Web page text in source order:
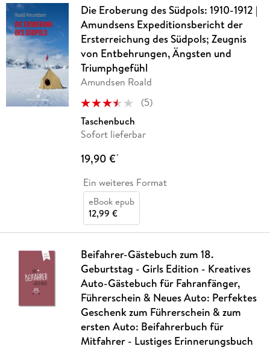
Die Eroberung des Südpols: 1910-1912 |
Amundsens Expeditionsbericht der
Ersterreichung des Südpols; Zeugnis
von Entbehrungen, Ängsten und
Triumphgefühl
Amundsen Roald
(5)
Taschenbuch
Sofort lieferbar
19,90 €*
Ein weiteres Format
eBook epub
12,99 €
Beifahrer-Gästebuch zum 18.
Geburtstag - Girls Edition - Kreatives
Auto-Gästebuch für Fahranfänger,
Führerschein & Neues Auto: Perfektes
Geschenk zum Führerschein & zum
ersten Auto: Beifahrerbuch für
Mitfahrer - Lustiges Erinnerungsbuch